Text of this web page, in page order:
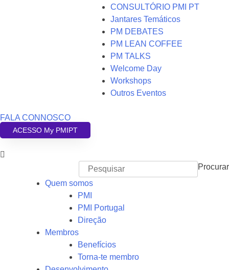
CONSULTÓRIO PMI PT
Jantares Temáticos
PM DEBATES
PM LEAN COFFEE
PM TALKS
Welcome Day
Workshops
Outros Eventos
FALA CONNOSCO
ACESSO My PMIPT
Procurar
Quem somos
PMI
PMI Portugal
Direção
Membros
Benefícios
Torna-te membro